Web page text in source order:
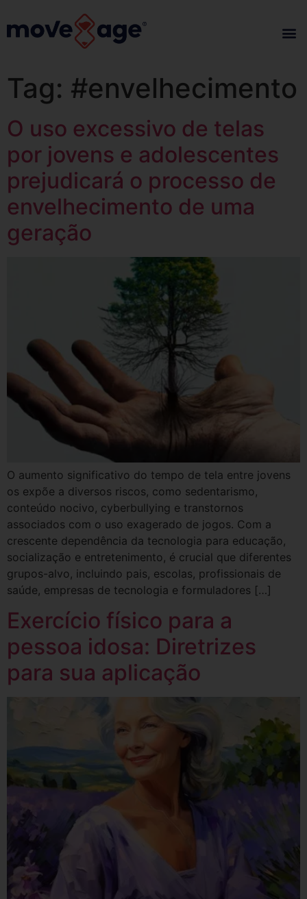
Tag: #envelhecimento
O uso excessivo de telas
por jovens e adolescentes
prejudicará o processo de
envelhecimento de uma
geração
O aumento significativo do tempo de tela entre jovens
os expõe a diversos riscos, como sedentarismo,
conteúdo nocivo, cyberbullying e transtornos
associados com o uso exagerado de jogos. Com a
crescente dependência da tecnologia para educação,
socialização e entretenimento, é crucial que diferentes
grupos-alvo, incluindo pais, escolas, profissionais de
saúde, empresas de tecnologia e formuladores […]
Exercício físico para a
pessoa idosa: Diretrizes
para sua aplicação